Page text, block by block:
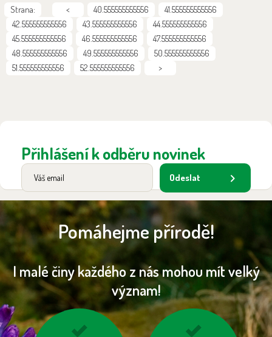
Strana: < 40.555555555556
41.555555555556
42.555555555556
43.555555555556
44.555555555556
45.555555555556
46.555555555556
47.555555555556
48.555555555556
49.555555555556
50.555555555556
51.555555555556
52.555555555556 >
Přihlášení k odběru novinek
Odeslat
Pomáhejme přírodě!
I malé činy každého z nás mohou mít velký
význam!